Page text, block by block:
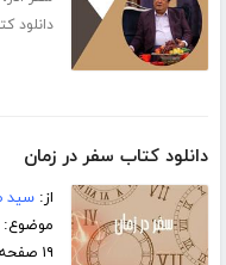
دانلود
دانلود کتاب سفر در زمان
از:سید
۱۹ صفحه